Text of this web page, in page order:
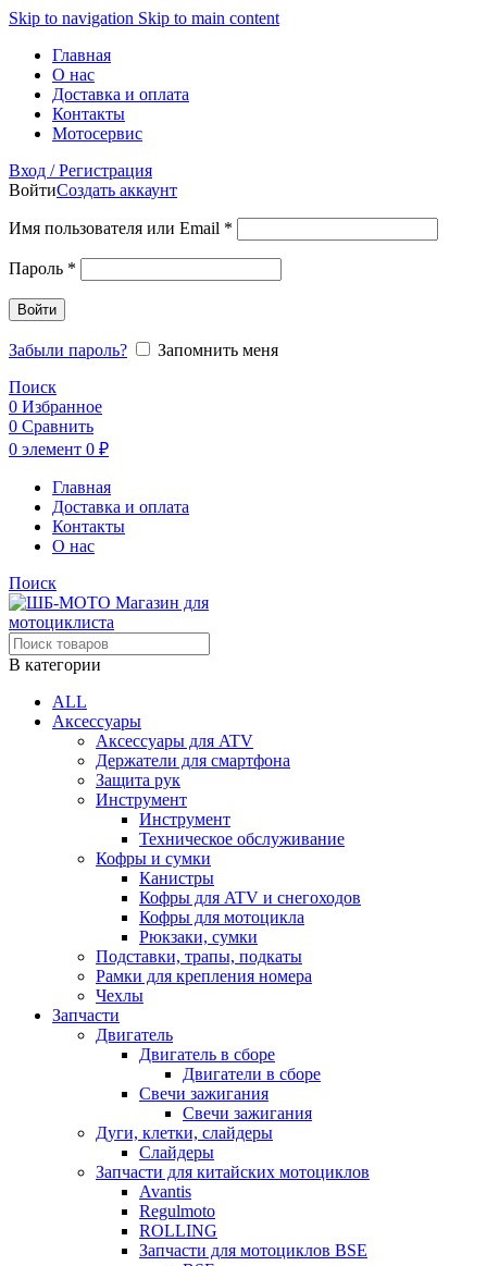
Skip to navigation Skip to main content
Главная
О нас
Доставка и оплата
Контакты
Мотосервис
Вход / Регистрация
ВойтиСоздать аккаунт
Имя пользователя или Email *
Пароль *
Войти
Забыли пароль?
Запомнить меня
Поиск
0 Избранное
0 Сравнить
0 элемент 0 ₽
Главная
Доставка и оплата
Контакты
О нас
Поиск
В категории
ALL
Аксессуары
Аксессуары для ATV
Держатели для смартфона
Защита рук
Инструмент
Инструмент
Техническое обслуживание
Кофры и сумки
Канистры
Кофры для ATV и снегоходов
Кофры для мотоцикла
Рюкзаки, сумки
Подставки, трапы, подкаты
Рамки для крепления номера
Чехлы
Запчасти
Двигатель
Двигатель в сборе
Двигатели в сборе
Свечи зажигания
Свечи зажигания
Дуги, клетки, слайдеры
Слайдеры
Запчасти для китайских мотоциклов
Avantis
Regulmoto
ROLLING
Запчасти для мотоциклов BSE